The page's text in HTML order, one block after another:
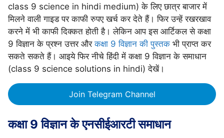
class 9 science in hindi medium) के लिए छात्र बाजार में
मिलने वाली गाइड पर काफी रुपए खर्च कर देते हैं। फिर उन्हें रखरखाव
करने में भी काफी दिक्कत होती है। लेकिन आप इस आर्टिकल से कक्षा
9 विज्ञान के प्रश्न उत्तर औरकक्षा 9 विज्ञान की पुस्तक भी प्राप्त कर
सकते सकते हैं। आइये फिर नीचे हिंदी में कक्षा 9 विज्ञान के समाधान
(class 9 science solutions in hindi) देखें।
Join Telegram Channel
कक्षा 9 विज्ञान के एनसीईआरटी समाधान